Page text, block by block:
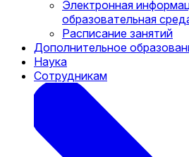
Электронная
образовательная
Расписание занятий
Дополнительное
Наука
Сотрудникам